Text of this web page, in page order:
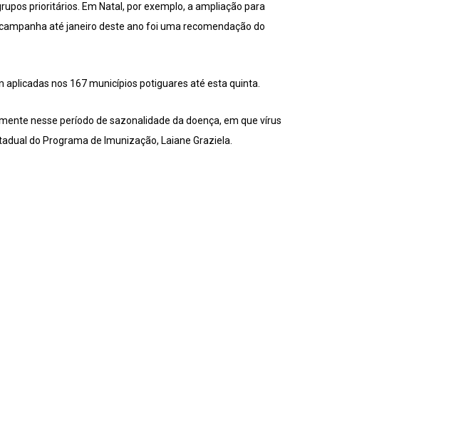
prioritários. Em Natal, por exemplo, a ampliação para
até janeiro deste ano foi uma recomendação do
nos 167 municípios potiguares até esta quinta.
nesse período de sazonalidade da doença, em que vírus
do Programa de Imunização, Laiane Graziela.